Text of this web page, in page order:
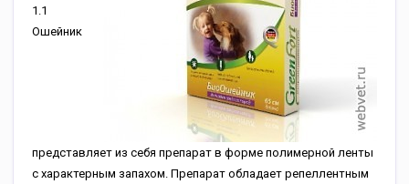
1.1
Ошейник
представляет из себя препарат в форме полимерной ленты
с характерным запахом. Препарат обладает репеллентным